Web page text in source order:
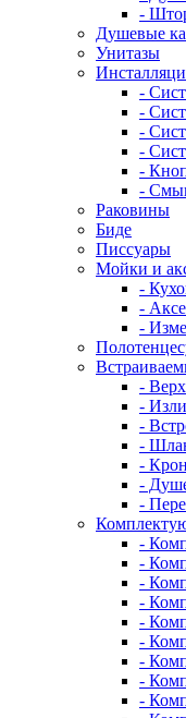
-
Душевые
Унитазы
-
-
-
-
-
-
Раковины
Биде
Писсуары
Мойки и
-
-
-
-
-
-
-
-
-
-
-
-
-
-
-
-
-
-
-